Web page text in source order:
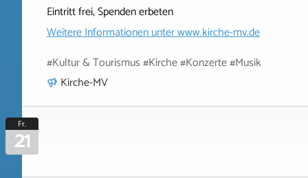
Eintritt frei, Spenden erbeten
Weitere Informationen unterwww.kirche-mv.de
#Kultur & Tourismus #Kirche #Konzerte #Musik
Kirche-MV
Fr.
21